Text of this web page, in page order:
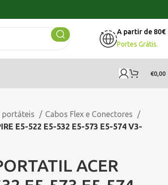
A partir de 80€
Portes Grátis.
€0,00
portáteis
Cabos Flex e Conectores
E5-522 E5-532 E5-573 E5-574 V3-
ACER